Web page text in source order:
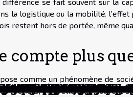
la logistique ou la mobilité,
restent hors de portée, même
compte plus
comme un phénomène de
métiers, mais elle bute souvent
de beauté
sa carrière en
d’un projet de
change-t-elle la
unique ? ?
en ligne ?
vos besoins ?
du transport
en ligne
automatique
les opportunités
les acheteurs
rapide
le syndrome de
peut réduire vos
traditionnel et en
le marché immobilier
visuel : stratégies et
économique
entreprise ?
?de l’intelligence